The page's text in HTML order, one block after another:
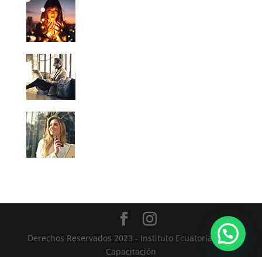
Derechos Reservados 2023 - Instituto Ecuatoriano de
Capacitación